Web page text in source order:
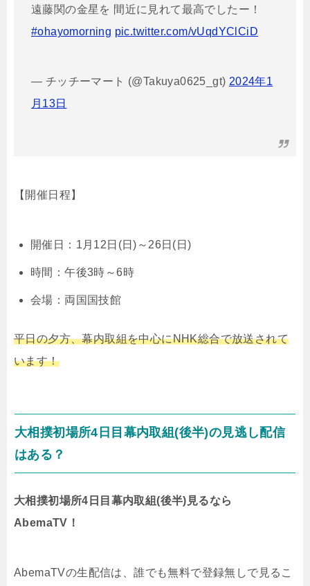
遠藤関の金星を 間近に見れて最高でしたー！
#ohayomorning pic.twitter.com/vUqdYClCiD
— チッチーマート (@Takuya0625_gt) 2024年1
月13日
【開催日程】
開催日：1月12日(日)～26日(日)
時間：午後3時～6時
会場：両国国技館
平日の夕方、幕内取組を中心にNHK総合で放送されて
います！
大相撲初場所4日目幕内取組(後半)の見逃し配信
はある？
大相撲初場所4日目幕内取組(後半)見るなら
AbemaTV！
AbemaTVの生配信は、誰でも無料で登録無しで見るこ